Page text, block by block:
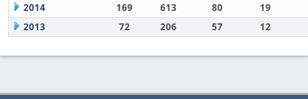
2014
169 613 80
19
2013
72 206 57 12